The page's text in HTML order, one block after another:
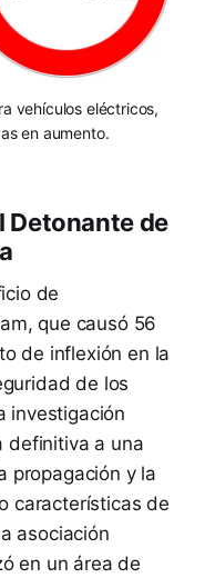
vehículos eléctricos,
en aumento.
Detonante de
de
que causó 56
de inflexión en la
de los
investigación
definitiva a una
propagación y la
características de
asociación
en un área de